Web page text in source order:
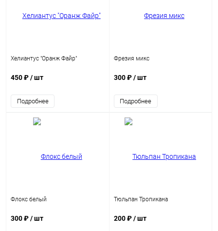
Хелиантус "Оранж Файр"
450 ₽/ шт
Подробнее
Фрезия микс
300 ₽/ шт
Подробнее
Флокс белый
300 ₽/ шт
Тюльпан Тропикана
200 ₽/ шт